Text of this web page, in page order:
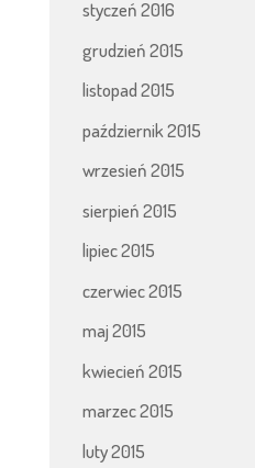
styczeń 2016
grudzień 2015
listopad 2015
październik 2015
wrzesień 2015
sierpień 2015
lipiec 2015
czerwiec 2015
maj 2015
kwiecień 2015
marzec 2015
luty 2015